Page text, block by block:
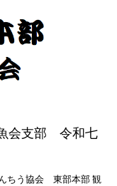
会支部 令和七
ちう協会 東部本部 観